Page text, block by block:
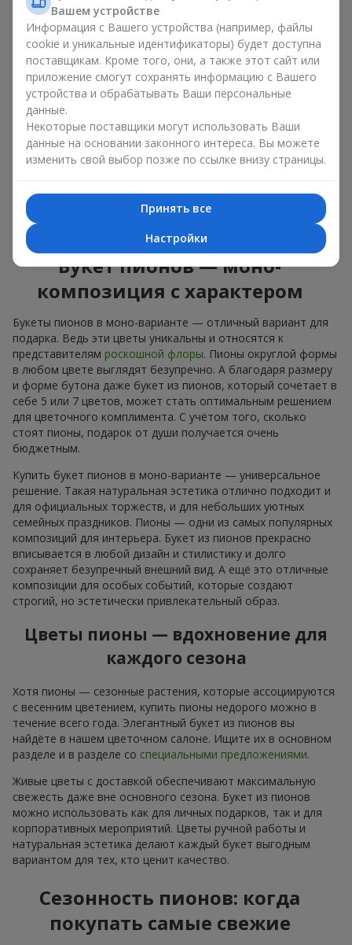
событий:
мягкие розовые оттенки — идеально подойдут, как
цветы на день рождения;
коралловые — романтический презент и цветы для
вдохновения любимой женщине;
белые пионы — универсальное решение как для
личного выразительного подарка, так и для изящного
варианта для корпоративных событий.
Выбирайте оригинальные дизайнерские букеты пионов или
цветочном салоне вы можете найти разнообразие живых
цветов с доставкой, чтобы ваш подарок с изысканным
ароматом оказался незабываемым.
Букет пионов — моно-
композиция с характером
Букеты пионов в моно-варианте — отличный вариант для
подарка. Ведь эти цветы уникальны и относятся к
представителям роскошной флоры. Пионы округлой формы
в любом цвете выглядят безупречно. А благодаря размеру
и форме бутона даже букет из пионов, который сочетает в
себе 5 или 7 цветов, может стать оптимальным решением
для цветочного комплимента. С учётом того, сколько
стоят пионы, подарок от души получается очень
бюджетным.
Купить букет пионов в моно-варианте — универсальное
решение. Такая натуральная эстетика отлично подходит и
для официальных торжеств, и для небольших уютных
семейных праздников. Пионы — одни из самых популярных
композиций для интерьера. Букет из пионов прекрасно
вписывается в любой дизайн и стилистику и долго
сохраняет безупречный внешний вид. А ещё это отличные
композиции для особых событий, которые создают
строгий, но эстетически привлекательный образ.
Цветы пионы — вдохновение для
каждого сезона
Хотя пионы — сезонные растения, которые ассоциируются
с весенним цветением, купить пионы недорого можно в
течение всего года. Элегантный букет из пионов вы
найдёте в нашем цветочном салоне. Ищите их в основном
разделе и в разделе со специальными предложениями.
Живые цветы с доставкой обеспечивают максимальную
свежесть даже вне основного сезона. Букет из пионов
можно использовать как для личных подарков, так и для
корпоративных мероприятий. Цветы ручной работы и
натуральная эстетика делают каждый букет выгодным
вариантом для тех, кто ценит качество.
Сезонность пионов: когда
покупать самые свежие
Вашем устройстве
Информация с Вашего устройства (например, файлы
cookie и уникальные идентификаторы) будет доступна
поставщикам. Кроме того, они, а также этот сайт или
приложение смогут сохранять информацию с Вашего
устройства и обрабатывать Ваши персональные
данные.
Некоторые поставщики могут использовать Ваши
данные на основании законного интереса. Вы можете
изменить свой выбор позже по ссылке внизу страницы.
Принять все
Настройки